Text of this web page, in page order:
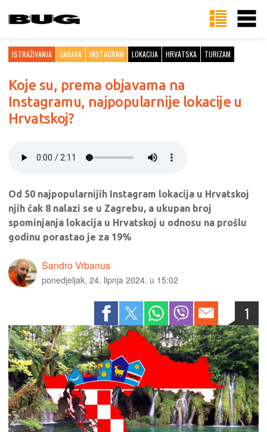
ISTRAŽIVANJA ZABAVA INSTAGRAM LOKACIJA HRVATSKA TURIZAM
Koje su, prema objavama na
Instagramu, najpopularnije lokacije u
Hrvatskoj?
Od 50 najpopularnijih Instagram lokacija u Hrvatskoj
njih čak 8 nalazi se u Zagrebu, a ukupan broj
spominjanja lokacija u Hrvatskoj u odnosu na prošlu
godinu porastao je za 19%
Sandro Vrbanus
ponedjeljak, 24. lipnja 2024. u 15:02
1